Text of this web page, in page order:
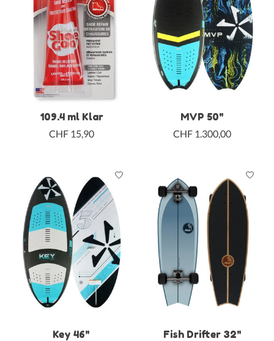
109.4 ml Klar
CHF 15,90
MVP 50"
CHF 1.300,00
Key 46" Fish Drifter 32"